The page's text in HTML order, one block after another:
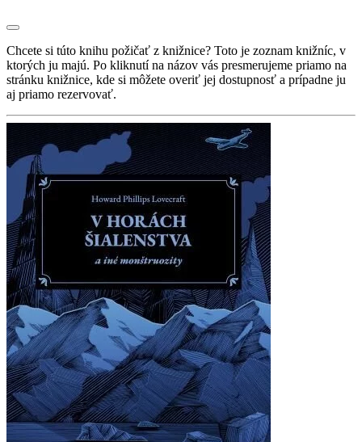
Chcete si túto knihu požičať z knižnice? Toto je zoznam knižníc, v
ktorých ju majú. Po kliknutí na názov vás presmerujeme priamo na
stránku knižnice, kde si môžete overiť jej dostupnosť a prípadne ju
aj priamo rezervovať.